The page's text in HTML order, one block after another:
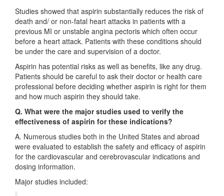
Studies showed that aspirin substantially reduces the risk of
death and/ or non-fatal heart attacks in patients with a
previous MI or unstable angina pectoris which often occur
before a heart attack. Patients with these conditions should
be under the care and supervision of a doctor.
Aspirin has potential risks as well as benefits, like any drug.
Patients should be careful to ask their doctor or health care
professional before deciding whether aspirin is right for them
and how much aspirin they should take.
Q. What were the major studies used to verify the
effectiveness of aspirin for these indications?
A. Numerous studies both in the United States and abroad
were evaluated to establish the safety and efficacy of aspirin
for the cardiovascular and cerebrovascular indications and
dosing information.
Major studies included: